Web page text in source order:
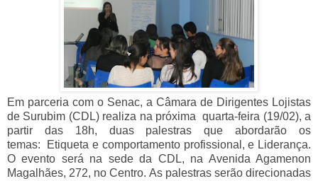
Em parceria com o Senac, a Câmara de Dirigentes Lojistas
de Surubim (CDL) realiza na próxima quarta-feira (19/02), a
partir das 18h, duas palestras que abordarão os
temas: Etiqueta e comportamento profissional, e Liderança.
O evento será na sede da CDL, na Avenida Agamenon
Magalhães, 272, no Centro. As palestras serão direcionadas